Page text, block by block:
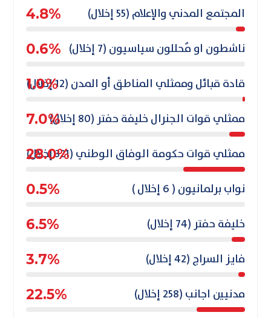
المجتمع المدني والإعلام (55 إخلال) 4.8%
ناشطون او مٌحللون سياسيون (7 إخلال) 0.6%
قادة قبائل وممثلي المناطق أو المدن (12 إخلال) 1.0%
ممثلي قوات الجنرال خليفة حفتر (80 إخلال) 7.0%
ممثلي قوات حكومة الوفاق الوطني (321 إخلال)28.0%
نواب برلمانيون ( 6 إخلال ) 0.5%
خليفة حفتر (74 إخلال) 6.5%
فايز السراج (42 إخلال) 3.7%
مدنيين اجانب (258 إخلال) 22.5%